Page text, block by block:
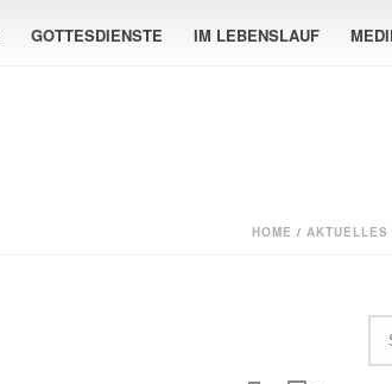
GOTTESDIENSTE IM LEBENSLAUF
HOME / AKTUELLES